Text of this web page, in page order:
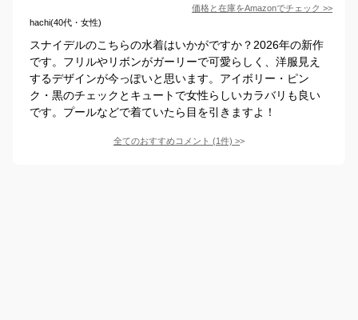
価格と在庫をAmazonでチェック >>
hachi(40代・女性)
スナイデルのこちらの水着はいかがですか？2026年の新作
です。フリルやリボンがガーリーで可愛らしく、洋服見え
するデザインが今っぽいと思います。アイボリー・ピン
ク・黒のチェックとキュートで女性らしいカラバリも良い
です。プールなどで着ていたら目を引きますよ！
全てのおすすめコメント (1件) >